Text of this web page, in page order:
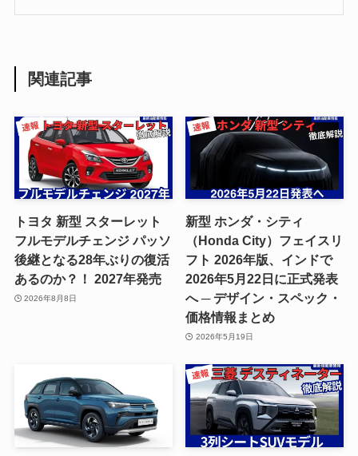
関連記事
トヨタ 新型 スターレット
フルモデルチェンジ パッソ
後継となる28年ぶりの復活
あるのか？！ 2027年発売
2026年8月8日
新型 ホンダ・シティ
（Honda City）フェイスリ
フト 2026年版、インドで
2026年5月22日に正式発表
へ ─ デザイン・スペック・
価格情報まとめ
2026年5月19日